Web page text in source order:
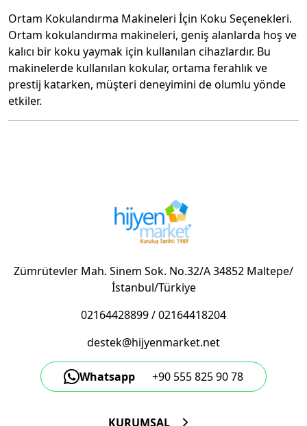
Ortam Kokulandırma Makineleri İçin Koku Seçenekleri.
Ortam kokulandırma makineleri, geniş alanlarda hoş ve
kalıcı bir koku yaymak için kullanılan cihazlardır. Bu
makinelerde kullanılan kokular, ortama ferahlık ve
prestij katarken, müşteri deneyimini de olumlu yönde
etkiler.
✅ Meyve aromaları (limon, portakal, çilek, elma vb.) ✅
Çiçek kokuları (gül, lavanta, yasemin, orkide vb.) ✅
Orman esintileri (çam, sedir, sandal ağacı vb.) ✅ Deniz
Ölçüler:20 cm x 15 cm x 10 cm
kokuları ✅ Restoranlar için iştah açıcı kokular (kahve,
tarçın, çikolata vb.) ✅ Oteller ve SPA merkezleri için
rahatlatıcı aromalar ✅ Ofis ve çalışma alanları için
ferahlatıcı kokular ✅ Özel etkinlikler için tematik
Zümrütevler Mah. Sinem Sok. No.32/A 34852 Maltepe/
İstanbul/Türkiye
02164428899/02164418204
destek@hijyenmarket.net
Whatsapp +90 555 825 90 78
KURUMSAL